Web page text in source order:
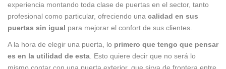
experiencia montando toda clase de puertas en el sector, tanto
profesional como particular, ofreciendo una calidad en sus
puertas sin igual para mejorar el confort de sus clientes.
A la hora de elegir una puerta, lo primero que tengo que pensar
es en la utilidad de esta. Esto quiere decir que no será lo